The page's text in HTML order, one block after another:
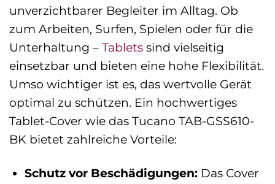
unverzichtbarer Begleiter im Alltag. Ob
zum Arbeiten, Surfen, Spielen oder für die
Unterhaltung – Tablets sind vielseitig
einsetzbar und bieten eine hohe Flexibilität.
Umso wichtiger ist es, das wertvolle Gerät
optimal zu schützen. Ein hochwertiges
Tablet-Cover wie das Tucano TAB-GSS610-
BK bietet zahlreiche Vorteile:
Schutz vor Beschädigungen: Das Cover